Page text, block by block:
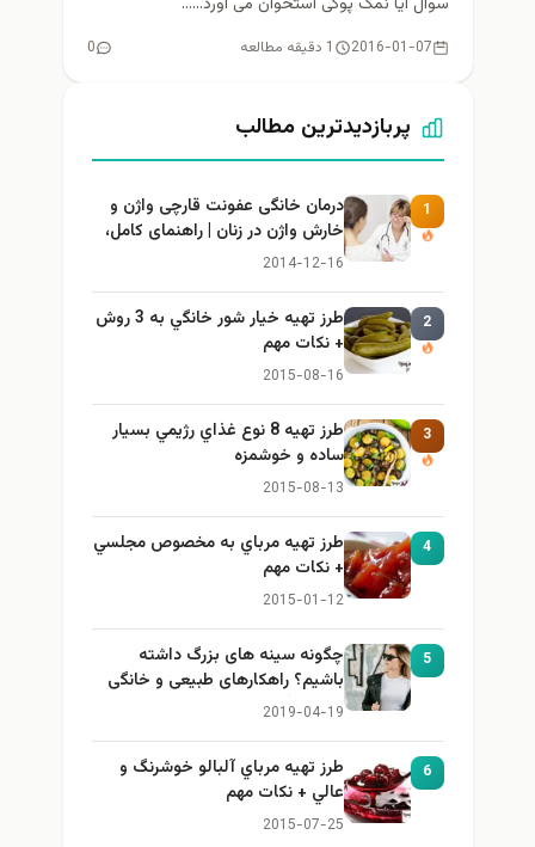
2016-01-07 1 دقیقه مطالعه 0
پربازدیدترین مطالب
1
درمان خانگی عفونت قارچی واژن و
خارش واژن در زنان | راهنمای کامل،
ایمن و کاربردی
2014-12-16
2
طرز تهيه خیار شور خانگي به 3 روش
+ نكات مهم
2015-08-16
3
طرز تهيه 8 نوع غذاي رژيمي بسيار
ساده و خوشمزه
2015-08-13
4
طرز تهيه مرباي به مخصوص مجلسي
+ نكات مهم
2015-01-12
5
چگونه سینه های بزرگ داشته
باشیم؟ راهکارهای طبیعی و خانگی
برای بزرگ کردن سینه
2019-04-19
6
طرز تهيه مرباي آلبالو خوشرنگ و
عالي + نكات مهم
2015-07-25